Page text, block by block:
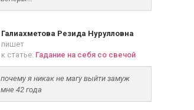
Галиахметова Резида Нурулловна
пишет
к статье: Гадание на себя со свечой
почему я никак не магу выйти замуж
мне 42 года